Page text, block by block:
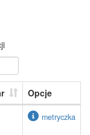
Opcje
metryczka